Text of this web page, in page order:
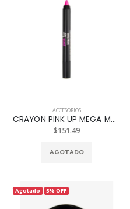
ACCESORIOS
CRAYON PINK UP MEGA MATE 11 REF. PKMM11
$151.49
AGOTADO
Agotado 5% OFF